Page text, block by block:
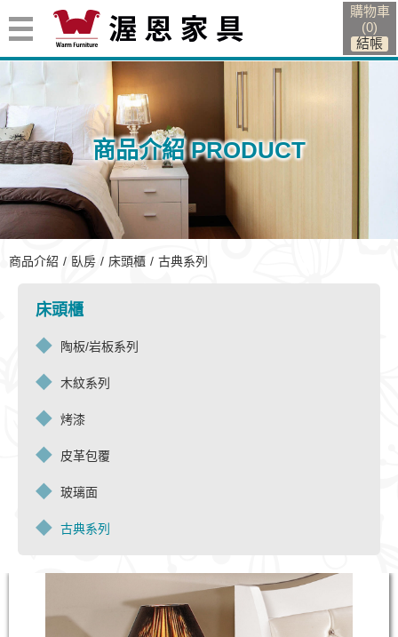
購物車
(0)
古典系列
商品介紹 PRODUCT
商品介紹 臥房 床頭櫃 古典系列
床頭櫃
陶板/岩板系列
木紋系列
烤漆
皮革包覆
玻璃面
古典系列